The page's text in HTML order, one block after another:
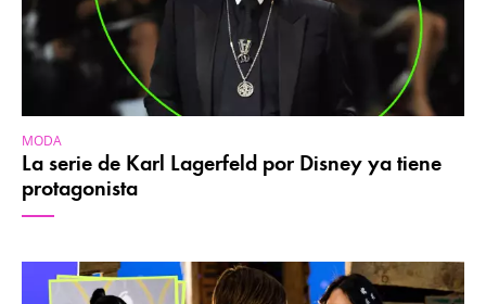
MODA
La serie de Karl Lagerfeld por Disney ya tiene
protagonista